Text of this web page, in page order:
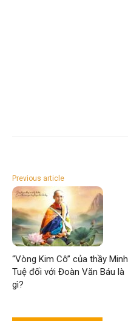
Previous article
“Vòng Kim Cô” của thầy Minh
Tuệ đối với Đoàn Văn Báu là
gì?